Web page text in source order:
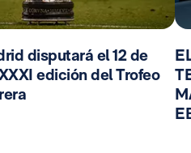
disputará el 12 de
edición del Trofeo